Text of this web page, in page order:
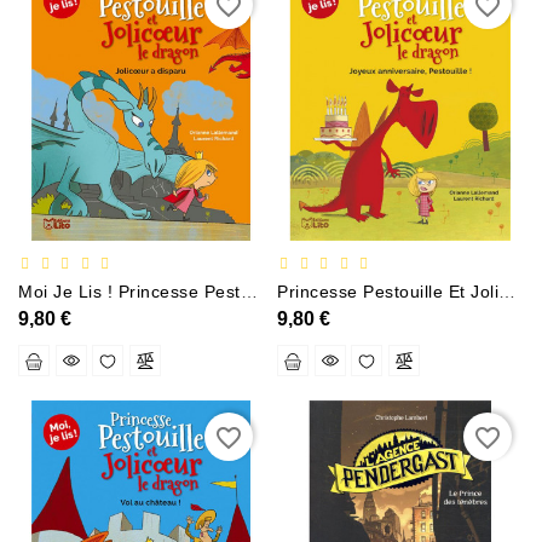
9,80 €
favorite_border
9,80 €
favorite_border
favorite_border favorite_border